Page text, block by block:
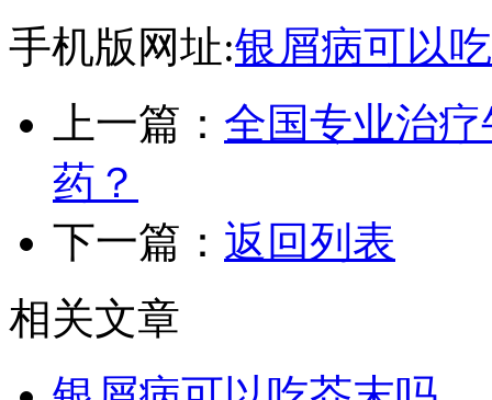
手机版网址:银屑病可以
上一篇： 全国专业治
药？
下一篇： 返回列表
相关文章